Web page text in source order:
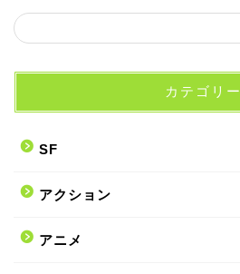
カテゴリー
SF
アクション
アニメ